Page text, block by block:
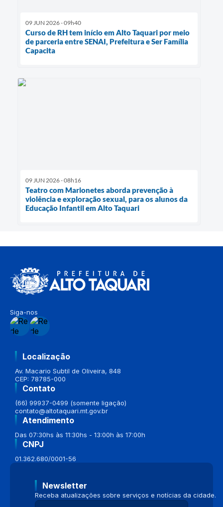
09 JUN 2026 - 09h40
Curso de RH tem início em Alto Taquari por meio
de parceria entre SENAI, Prefeitura e Ser Família
Capacita
09 JUN 2026 - 08h16
Teatro com Marionetes aborda prevenção à
violência e exploração sexual, para os alunos da
Educação Infantil em Alto Taquari
Siga-nos
Localização
Av. Macario Subtil de Oliveira, 848
CEP: 78785-000
Contato
(66) 99937-0499 (somente ligação)
contato@altotaquari.mt.gov.br
Atendimento
Das 07:30hs às 11:30hs - 13:00h às 17:00h
CNPJ
01.362.680/0001-56
Newsletter
Receba atualizações sobre serviços e notícias da cidade.